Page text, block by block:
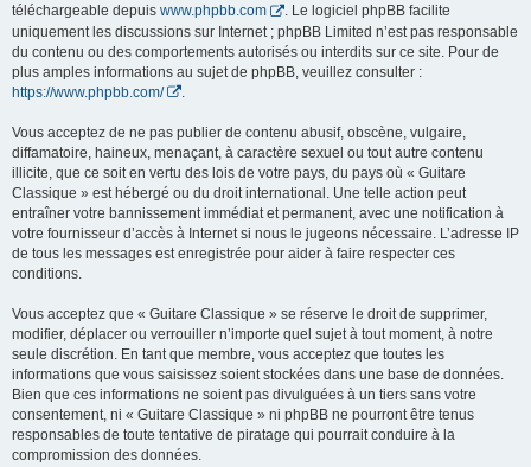
téléchargeable depuis www.phpbb.com
. Le logiciel phpBB facilite
uniquement les discussions sur Internet ; phpBB Limited n’est pas responsable
du contenu ou des comportements autorisés ou interdits sur ce site. Pour de
plus amples informations au sujet de phpBB, veuillez consulter :
https://www.phpbb.com/
Vous acceptez de ne pas publier de contenu abusif, obscène, vulgaire,
diffamatoire, haineux, menaçant, à caractère sexuel ou tout autre contenu
illicite, que ce soit en vertu des lois de votre pays, du pays où « Guitare
Classique » est hébergé ou du droit international. Une telle action peut
entraîner votre bannissement immédiat et permanent, avec une notification à
votre fournisseur d’accès à Internet si nous le jugeons nécessaire. L’adresse IP
de tous les messages est enregistrée pour aider à faire respecter ces
conditions.
Vous acceptez que « Guitare Classique » se réserve le droit de supprimer,
modifier, déplacer ou verrouiller n’importe quel sujet à tout moment, à notre
seule discrétion. En tant que membre, vous acceptez que toutes les
informations que vous saisissez soient stockées dans une base de données.
Bien que ces informations ne soient pas divulguées à un tiers sans votre
consentement, ni « Guitare Classique » ni phpBB ne pourront être tenus
responsables de toute tentative de piratage qui pourrait conduire à la
compromission des données.